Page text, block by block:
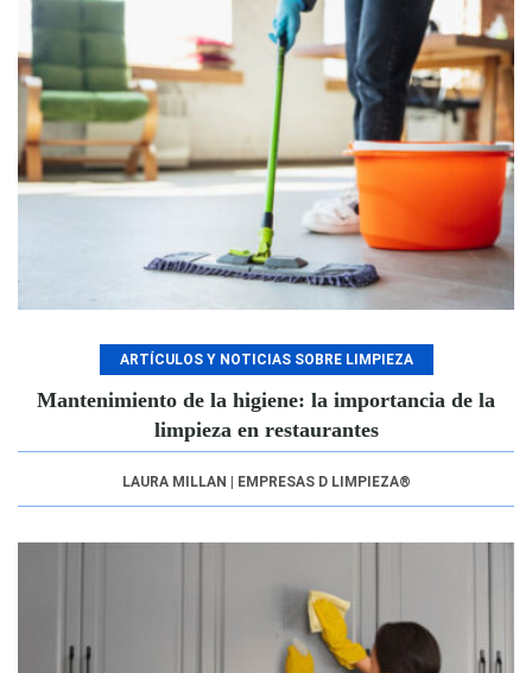
ARTÍCULOS Y NOTICIAS SOBRE LIMPIEZA
Mantenimiento de la higiene: la importancia de la
limpieza en restaurantes
LAURA MILLAN | EMPRESAS D LIMPIEZA®